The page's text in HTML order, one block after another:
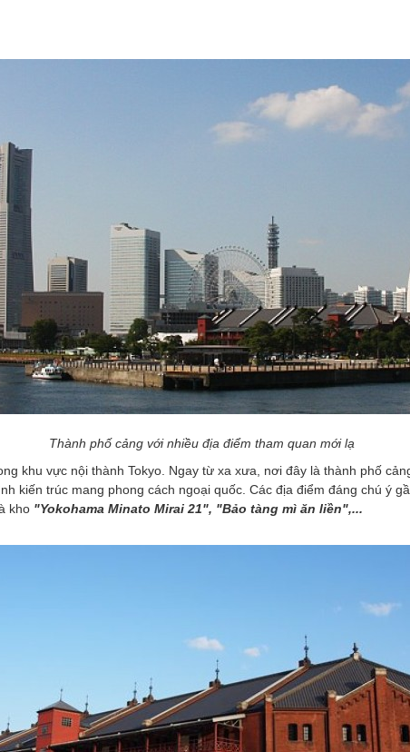
Thành phố cảng với nhiều địa điểm tham quan mới lạ
khu vực nội thành Tokyo. Ngay từ xa xưa, nơi đây là thành phố
kiến trúc mang phong cách ngoại quốc. Các địa điểm đáng chú ý
kho "Yokohama Minato Mirai 21", "Bảo tàng mì ăn liền",...